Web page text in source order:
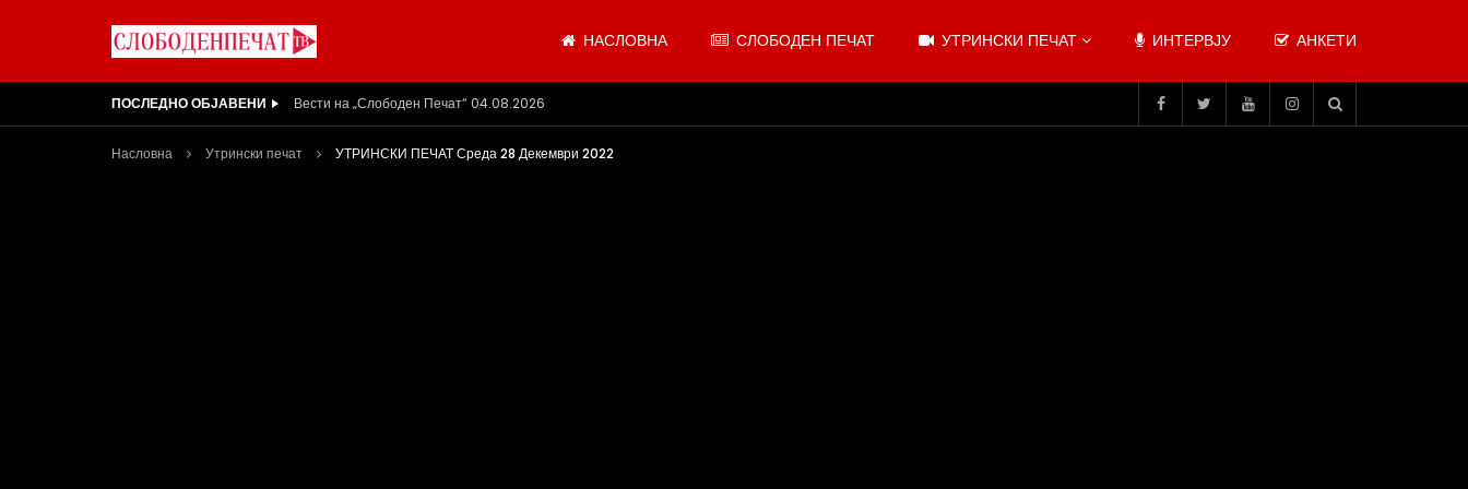
НАСЛОВНА СЛОБОДЕН ПЕЧАТ УТРИНСКИ ПЕЧАТ ИНТЕРВЈУ АНКЕТИ
ПОСЛЕДНО ОБЈАВЕНИ ВИДЕОИНТЕРВЈУ | Ѓоргева: Не се откажувајте од доењето
Насловна Утрински печат УТРИНСКИ ПЕЧАТ Среда 28 Декември 2022